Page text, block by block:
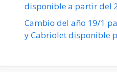
disponible a partir del
Cambio del año 19/1
y Cabriolet disponible